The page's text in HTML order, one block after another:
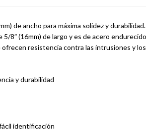
de ancho para máxima solidez y
(16mm) de largo y es de acero
resistencia contra las intrusiones y
y durabilidad
identificación